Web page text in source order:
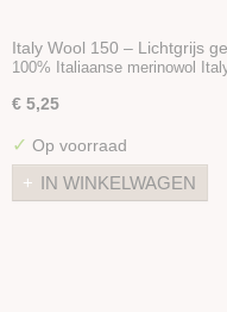
Italy Wool 150 – Lichtgrijs
100% Italiaanse merinowol
€ 5,25
✓ Op voorraad
IN WINKELWAGEN